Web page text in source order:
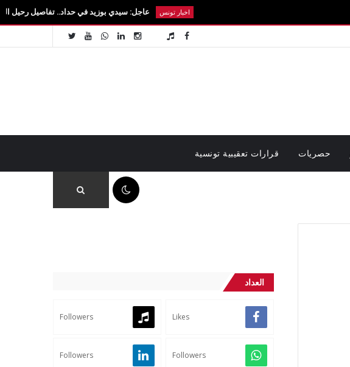
عاجل: سيدي بوزيد في حداد.. تفاصيل رحيل الطالبة آية
حصريات قرارات تعقيبية تونسية
العداد
Likes
Followers
Followers
Followers